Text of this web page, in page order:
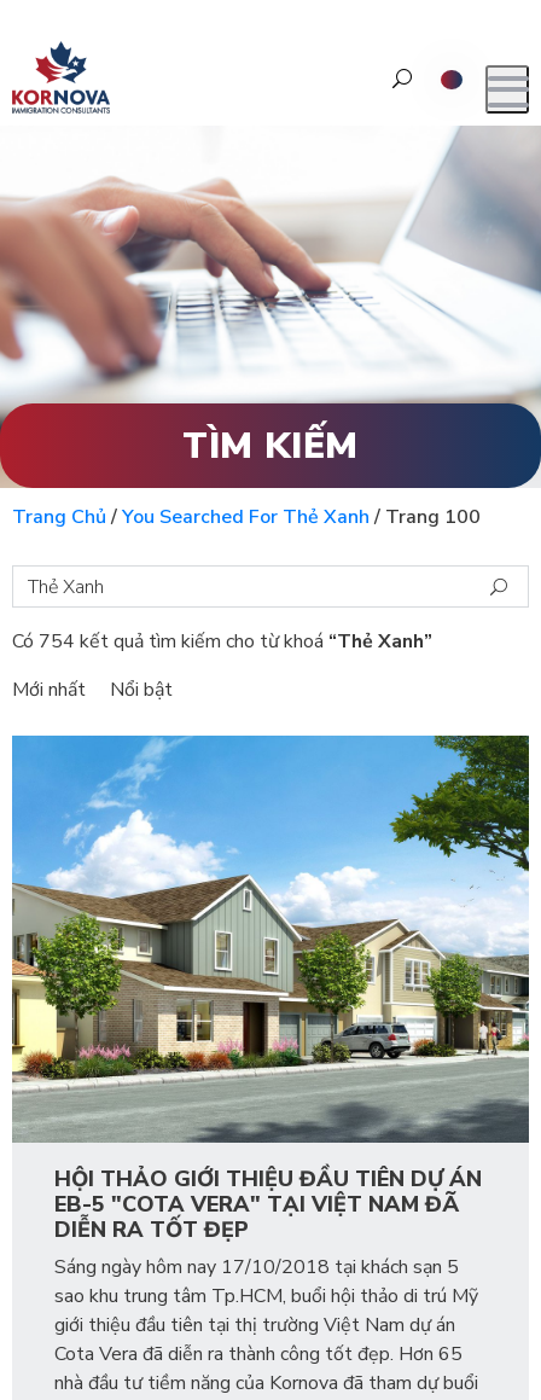
TÌM KIẾM
Trang Chủ/You Searched For Thẻ Xanh/ Trang 100
Có 754 kết quả tìm kiếm cho từ khoá “Thẻ Xanh”
Mới nhất
Nổi bật
HỘI THẢO GIỚI THIỆU ĐẦU TIÊN DỰ ÁN
EB-5 "COTA VERA" TẠI VIỆT NAM ĐÃ
DIỄN RA TỐT ĐẸP
Sáng ngày hôm nay 17/10/2018 tại khách sạn 5
sao khu trung tâm Tp.HCM, buổi hội thảo di trú Mỹ
giới thiệu đầu tiên tại thị trường Việt Nam dự án
Cota Vera đã diễn ra thành công tốt đẹp. Hơn 65
nhà đầu tư tiềm năng của Kornova đã tham dự buổi